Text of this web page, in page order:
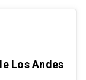
Los Andes